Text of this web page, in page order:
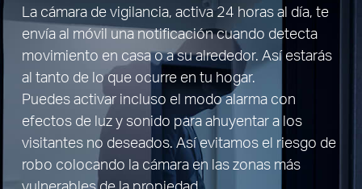
La cámara de vigilancia, activa 24 horas al día, te
envía al móvil una notificación cuando detecta
movimiento en casa o a su alrededor. Así estarás
al tanto de lo que ocurre en tu hogar.
Puedes activar incluso el modo alarma con
efectos de luz y sonido para ahuyentar a los
visitantes no deseados. Así evitamos el riesgo de
robo colocando la cámara en las zonas más